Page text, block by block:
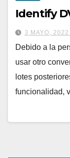
Identify
3 MAYO, 2022
Debido a la
usar otro
lotes
funcionalidad,